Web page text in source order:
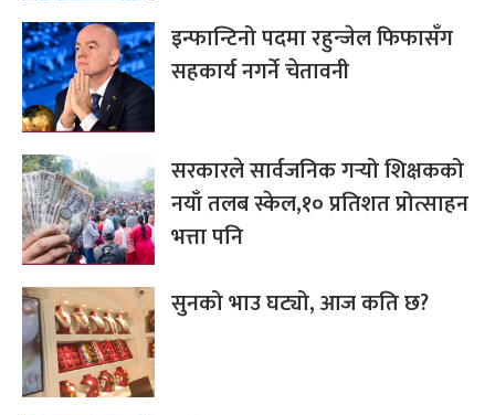
इन्फान्टिनो पदमा रहुन्जेल फिफासँग
सहकार्य नगर्ने चेतावनी
सरकारले सार्वजनिक गर्‍यो शिक्षकको
नयाँ तलब स्केल,१० प्रतिशत प्रोत्साहन
भत्ता पनि
सुनको भाउ घट्यो, आज कति छ?